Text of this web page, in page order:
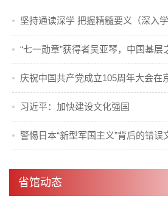
习近平：加快建设文化强国
省馆动态